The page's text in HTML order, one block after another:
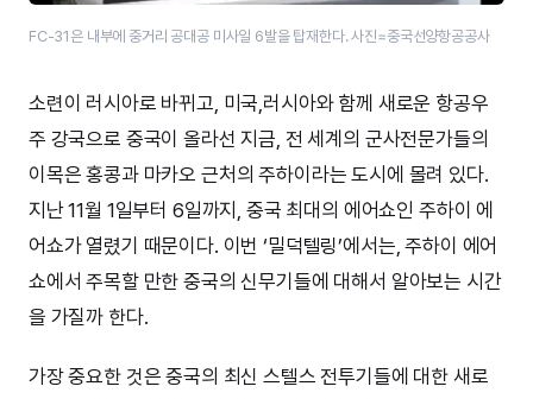
FC-31은 내부에 중거리 공대공 미사일 6발을 탑재한다. 사진=중국선양항공공사
소련이 러시아로 바뀌고, 미국,러시아와 함께 새로운 항공우
주 강국으로 중국이 올라선 지금, 전 세계의 군사전문가들의
이목은 홍콩과 마카오 근처의 주하이라는 도시에 몰려 있다.
지난 11월 1일부터 6일까지, 중국 최대의 에어쇼인 주하이 에
어쇼가 열렸기 때문이다. 이번 ‘밀덕텔링’에서는, 주하이 에어
쇼에서 주목할 만한 중국의 신무기들에 대해서 알아보는 시간
을 가질까 한다.
가장 중요한 것은 중국의 최신 스텔스 전투기들에 대한 새로